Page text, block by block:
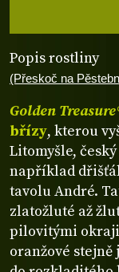
Popis rostliny
(Přeskoč na
Golden
břízy, kterou
Litomyšle,
například
tavolu André.
zlatožluté až
pilovitými
oranžové stejně